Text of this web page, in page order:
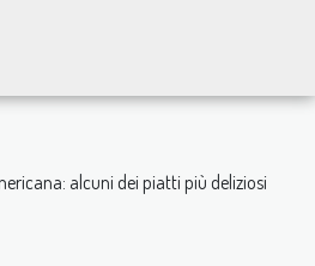
alcuni dei piatti più deliziosi